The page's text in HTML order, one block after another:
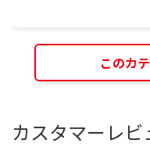
このカ
カスタマーレビ